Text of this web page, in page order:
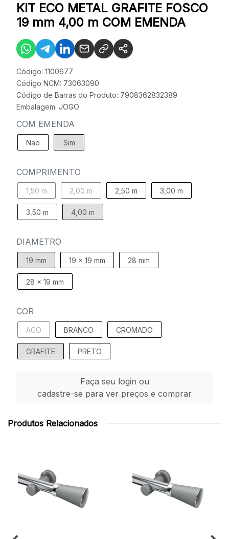
KIT ECO METAL GRAFITE FOSCO
19 mm 4,00 m COM EMENDA
Código: 1100677
Código NCM: 73063090
Código de Barras do Produto: 7908362832389
Embalagem: JOGO
COM EMENDA
Nao Sim
COMPRIMENTO
1,50 m 2,00 m 2,50 m 3,00 m
3,50 m 4,00 m
DIAMETRO
19 mm 19 x 19 mm 28 mm
28 x 19 mm
COR
ACO BRANCO CROMADO
GRAFITE PRETO
Faça seu login ou
cadastre-se para ver preços e comprar
Produtos Relacionados